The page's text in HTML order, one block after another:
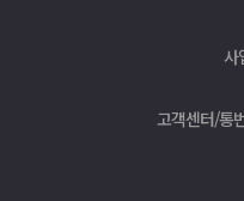
사
고객센터/통